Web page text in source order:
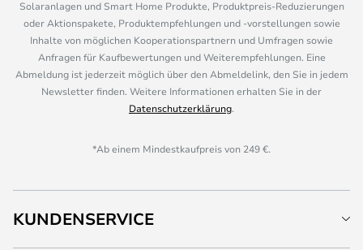
Solaranlagen und Smart Home Produkte, Produktpreis-Reduzierungen
oder Aktionspakete, Produktempfehlungen und -vorstellungen sowie
Inhalte von möglichen Kooperationspartnern und Umfragen sowie
Anfragen für Kaufbewertungen und Weiterempfehlungen. Eine
Abmeldung ist jederzeit möglich über den Abmeldelink, den Sie in jedem
Newsletter finden. Weitere Informationen erhalten Sie in der
Datenschutzerklärung.
*Ab einem Mindestkaufpreis von 249 €.
KUNDENSERVICE